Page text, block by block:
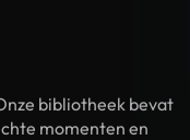
bibliotheek bevat
momenten en